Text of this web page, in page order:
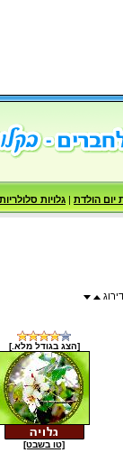
הולדת גלויות סלולריות
[הצג בגודל מלא.]
[טו בשבט]